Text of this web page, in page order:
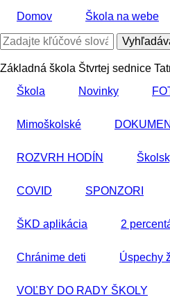
hlavný
obsah
Domov
Škola na webe
Vyhľadávanie
Základná škola Štvrtej sednice
Škola
Novinky
Mimoškolské
ROZVRH HODÍN
COVID SPONZORI
ŠKD aplikácia 2
Chránime deti Úspechy
VOĽBY DO RADY ŠKOLY